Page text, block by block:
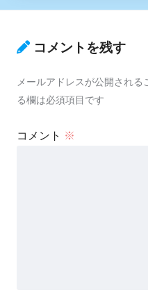
コメントを残す
メールアドレスが公開される
る欄は必須項目です
コメント ※